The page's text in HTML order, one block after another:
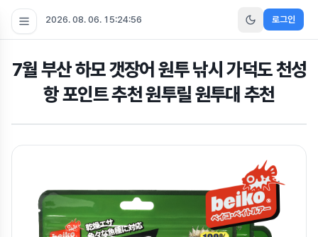
2026. 08. 06. 15:24:57 로그인
7월 부산 하모 갯장어 원투 낚시 가덕도 천성
항 포인트 추천 원투릴 원투대 추천